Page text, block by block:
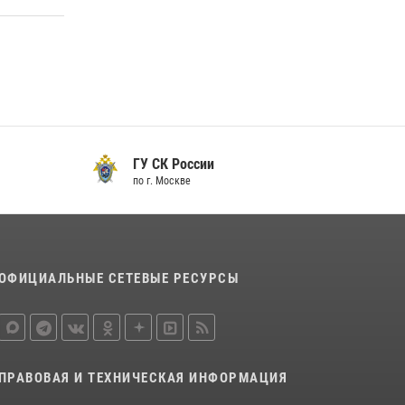
15 июля 2026, 10:00 1
ГУ СК России
по г. Москве
СЕТЕВЫЕ РЕСУРСЫ
ПРАВОВАЯ И ТЕХНИЧЕСКАЯ ИНФОРМАЦИЯ